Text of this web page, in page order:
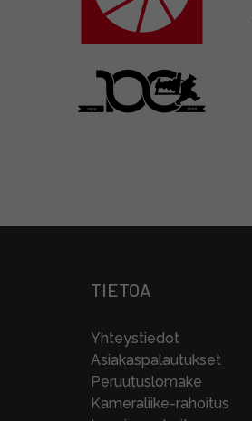
TIETOA
Yhteystiedot
Asiakaspalautukset
Peruutuslomake
Kameraliike-rahoitus